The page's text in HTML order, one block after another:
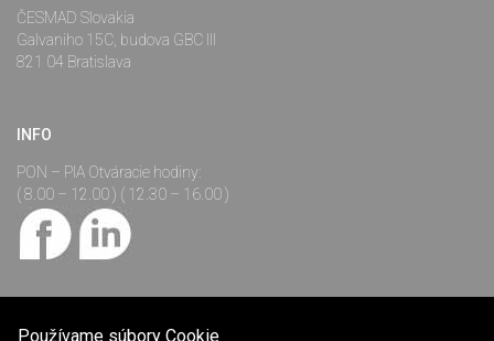
ČESMAD Slovakia
Galvaniho 15C, budova GBC III
821 04 Bratislava
INFO
PON – PIA Otváracie hodiny:
( 8.00 – 12.00 ) ( 12.30 – 16.00 )
Používame súbory Cookie